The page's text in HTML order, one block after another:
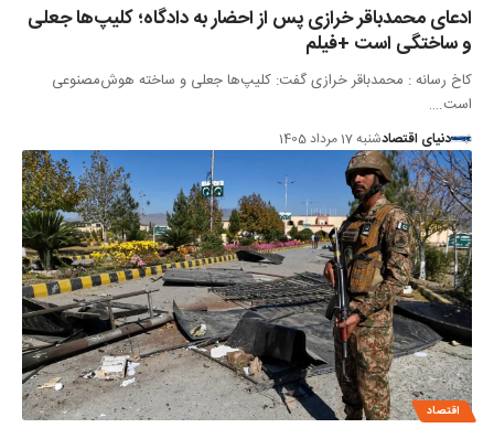
ادعای محمدباقر خرازی پس از احضار به دادگاه؛ کلیپ‌ها جعلی
و ساختگی است +فیلم
کاخ رسانه : محمدباقر خرازی گفت: کلیپ‌ها جعلی و ساخته هوش‌مصنوعی
است.…
دنیای اقتصادشنبه 17 مرداد 1405
اقتصاد